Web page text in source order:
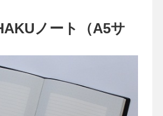
ノート（A5サ